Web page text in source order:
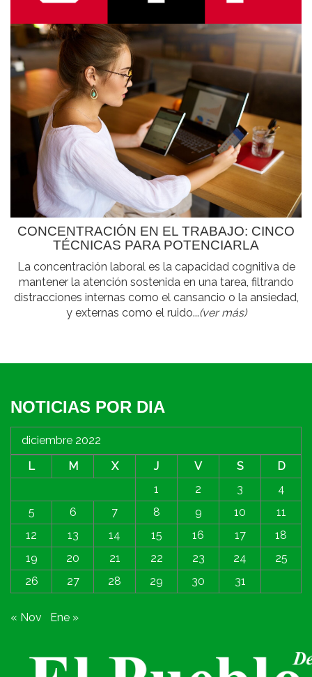
CONCENTRACIÓN EN EL TRABAJO: CINCO
TÉCNICAS PARA POTENCIARLA
La concentración laboral es la capacidad cognitiva de
mantener la atención sostenida en una tarea, filtrando
distracciones internas como el cansancio o la ansiedad,
y externas como el ruido...(ver más)
NOTICIAS POR DIA
diciembre 2022
L
M X J V S
D
1
2 3
4
5
6 7 8 9 10
11
12
13 14 15 16 17
18
19
20 21 22 23 24
25
26
27 28 29 30 31
« Nov Ene »